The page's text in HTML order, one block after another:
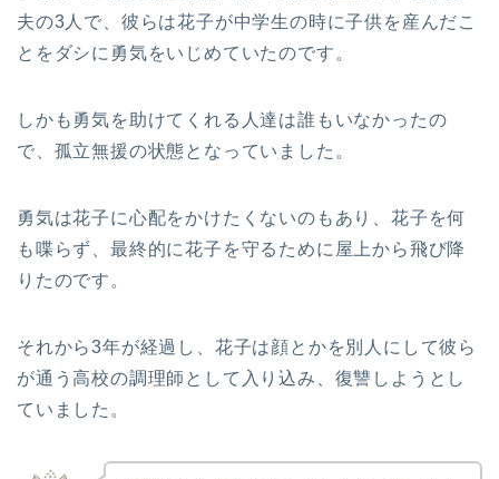
夫の3人で、彼らは花子が中学生の時に子供を産んだこ
とをダシに勇気をいじめていたのです。
しかも勇気を助けてくれる人達は誰もいなかったの
で、孤立無援の状態となっていました。
勇気は花子に心配をかけたくないのもあり、花子を何
も喋らず、最終的に花子を守るために屋上から飛び降
りたのです。
それから3年が経過し、花子は顔とかを別人にして彼ら
が通う高校の調理師として入り込み、復讐しようとし
ていました。